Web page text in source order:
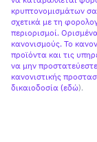
κρυπτονομισμάτων
σχετικά με τη
περιορισμοί.
κανονισμούς. Το
προϊόντα και τις
να μην
κανονιστικής
δικαιοδοσία (εδώ).